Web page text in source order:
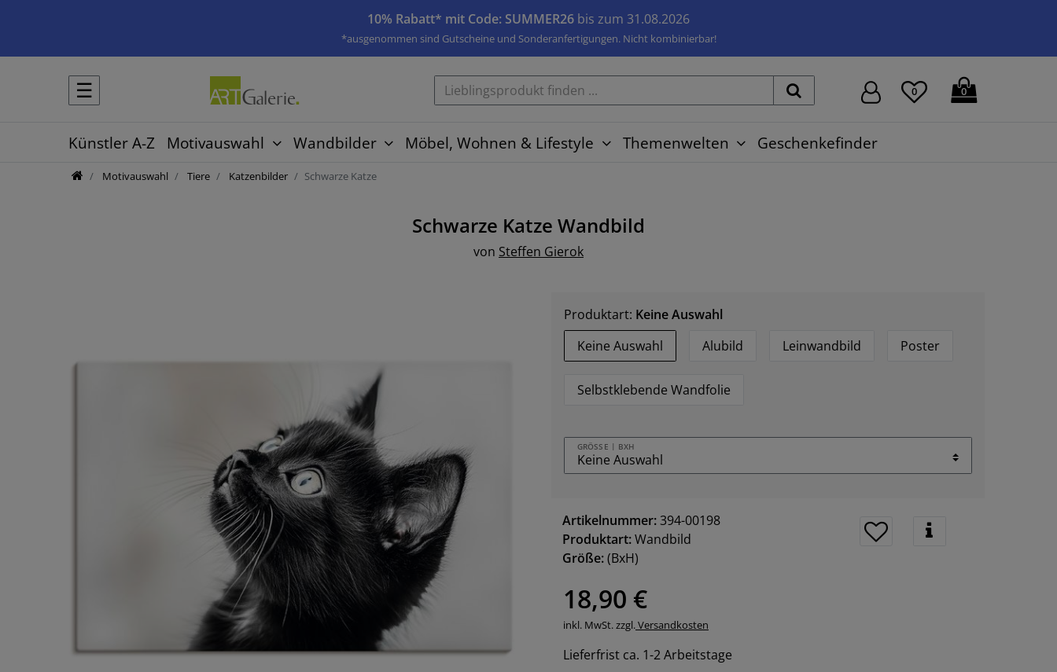
10% Rabatt* mit Code: SUMMER26 bis zum 31.08.2026
*ausgenommen sind Gutscheine und Sonderanfertigungen. Nicht kombinierbar!
☰ 0 0
Künstler A-Z Motivauswahl Wandbilder Möbel, Wohnen & Lifestyle Themenwelten Geschenkefinder
Motivauswahl Tiere Katzenbilder Schwarze Katze
Schwarze Katze Wandbild
von Steffen Gierok
Produktart: Keine Auswahl
Keine Auswahl
Alubild Leinwandbild Poster
Selbstklebende Wandfolie
GRÖSSE | BXH
Artikelnummer:394-00198
Produktart:Wandbild
Größe:(BxH)
18,90 €
inkl. MwSt. zzgl. Versandkosten
Lieferfrist ca. 1-2 Arbeitstage